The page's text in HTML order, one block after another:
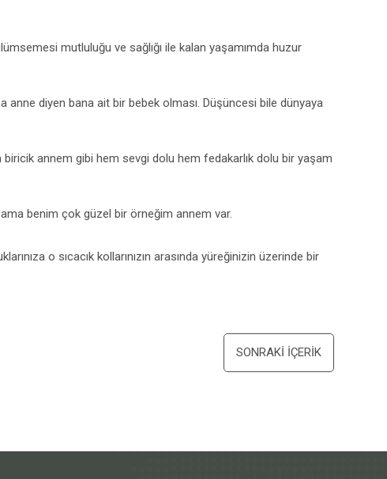
mutluluğu ve sağlığı ile kalan yaşamımda huzur
anne diyen bana ait bir bebek olması. Düşüncesi bile dünyaya
annem gibi hem sevgi dolu hem fedakarlık dolu bir yaşam
benim çok güzel bir örneğim annem var.
o sıcacık kollarınızın arasında yüreğinizin üzerinde bir
SONRAKI İÇERIK